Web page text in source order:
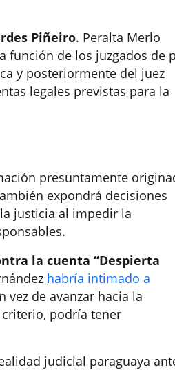
Piñeiro. Peralta Merlo
función de los juzgados de
y posteriormente del juez
legales previstas para la
presuntamente
expondrá decisiones
justicia al impedir la
la cuenta “Despierta
habría intimado a
de avanzar hacia la
podría tener
judicial paraguaya